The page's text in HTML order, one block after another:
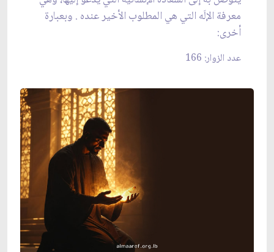
معرفة الإلَه التي هي المطلوب الأخير عنده . وبعبارة
أخرى:
عدد الزوار: 166